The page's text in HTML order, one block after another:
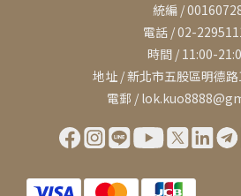
統編 /
電話 / 02-
時間 / 11:00-
地址 / 新北市五股區明德
電郵 /